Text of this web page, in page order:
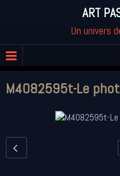
ART
Un univers
M4082595t-Le